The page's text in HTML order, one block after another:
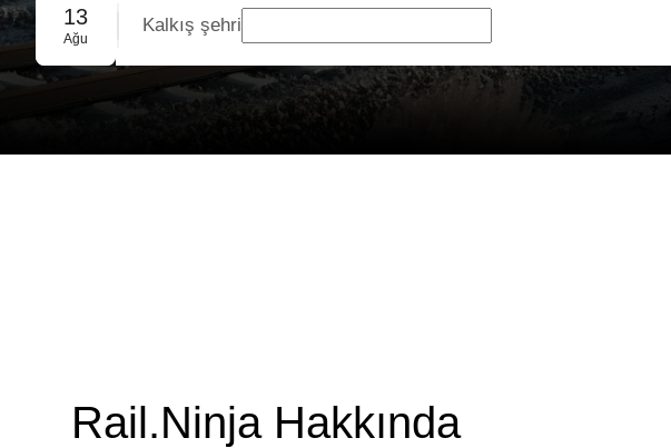
Grup Rezervasyonu
13
Ağu
Kalkış şehri
Rail.Ninja Hakkında